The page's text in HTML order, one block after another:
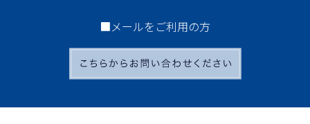
■メールをご利用の方